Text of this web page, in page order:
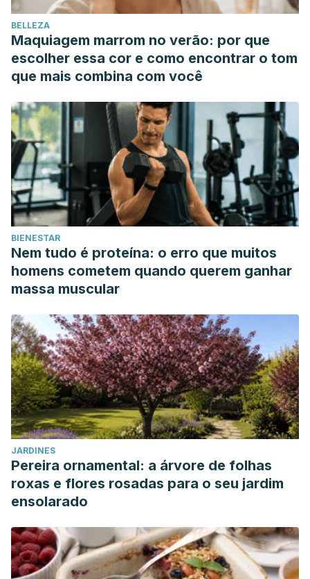
BELLEZA
Maquiagem marrom no verão: por que
escolher essa cor e como encontrar o tom
que mais combina com você
BIENESTAR
Nem tudo é proteína: o erro que muitos
homens cometem quando querem ganhar
massa muscular
JARDINES
Pereira ornamental: a árvore de folhas
roxas e flores rosadas para o seu jardim
ensolarado